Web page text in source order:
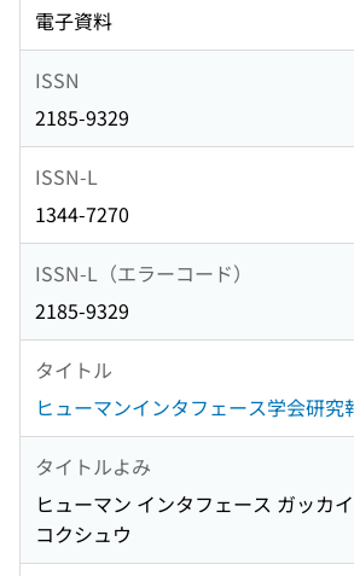
電子資料
ISSN
2185-9329
ISSN-L
1344-7270
ISSN-L（エラーコード）
2185-9329
タイトル
ヒューマンインタフェース学会研究
タイトルよみ
ヒューマン インタフェース ガッカ
コクシュウ